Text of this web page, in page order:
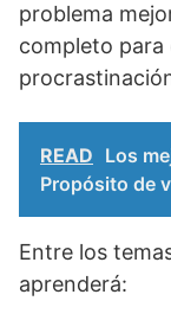
problema
completo para
READ Los
Propósito de
Entre los
aprenderá: